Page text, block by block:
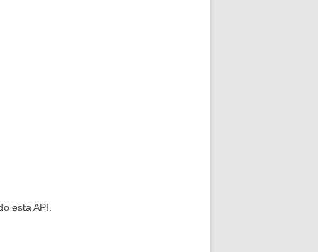
esta API.